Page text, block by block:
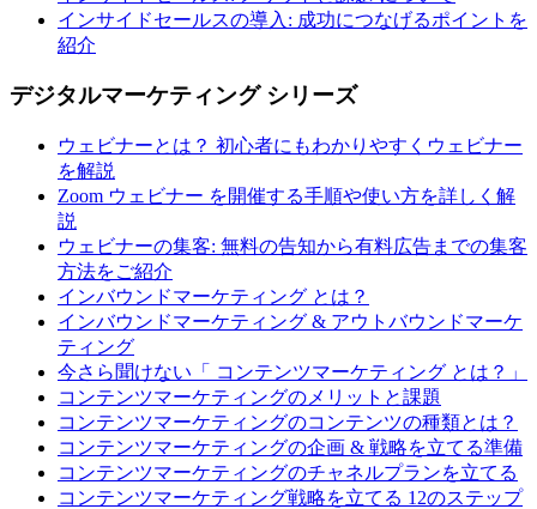
インサイドセールスの導入: 成功につなげるポイントを
紹介
デジタルマーケティング シリーズ
ウェビナーとは？ 初心者にもわかりやすくウェビナー
を解説
Zoom ウェビナー を開催する手順や使い方を詳しく解
説
ウェビナーの集客: 無料の告知から有料広告までの集客
方法をご紹介
インバウンドマーケティング とは？
インバウンドマーケティング & アウトバウンドマーケ
ティング
今さら聞けない「 コンテンツマーケティング とは？」
コンテンツマーケティングのメリットと課題
コンテンツマーケティングのコンテンツの種類とは？
コンテンツマーケティングの企画 & 戦略を立てる準備
コンテンツマーケティングのチャネルプランを立てる
コンテンツマーケティング戦略を立てる 12のステップ